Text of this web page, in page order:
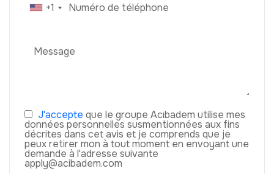
+1
J'accepte que le groupe Acıbadem utilise mes
données personnelles susmentionnées aux fins
décrites dans cet avis et je comprends que je
peux retirer mon à tout moment en envoyant une
demande à l'adresse suivante
apply@acibadem.com